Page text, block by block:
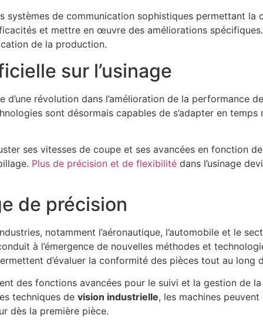
systèmes de communication sophistiques permettant la
et mettre en œuvre des améliorations
de la production.
sur l’usinage
d’une révolution dans l’amélioration de la performance
sont désormais capables de s’adapter en
ses vitesses de coupe et ses avancées en fonction
Plus de précision et de flexibilité dans l’usinage
de précision
notamment l’aéronautique, l’automobile et le
à l’émergence de nouvelles méthodes et
d’évaluer la conformité des pièces tout au long
des fonctions avancées pour le suivi et la gestion de
techniques de vision industrielle, les machines
dès la première pièce.